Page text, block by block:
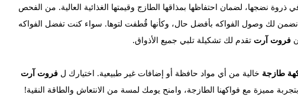
نضجها، لضمان احتفاظها بمذاقها الطازج وقيمتها الغذائية العالية. من الفحص
نضمن لك وصول الفواكه بأفضل حال، وكأنها قُطفت لتوها. سواء كنت تفضل الفواكه
فروت آرت تقدم لك تشكيلة تلبي جميع الأذواق.
طازجة خالية من أي مواد حافظة أو إضافات غير طبيعية. اختيارك ل فروت آرت
مميزة مع فواكهنا الطازجة، وامنح يومك لمسة من الانتعاش والطاقة النقية!